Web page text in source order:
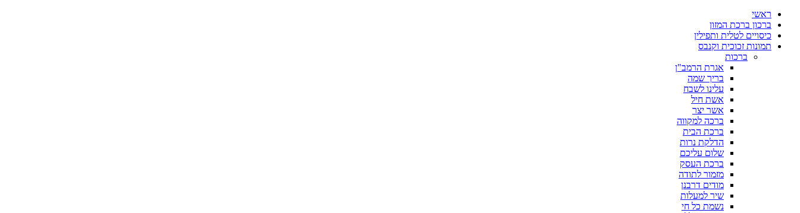
ראשי
ברכון ברכת המזון
כיסויים לטלית ותפילין
תמונות זכוכית וקנבס
ברכות
אגרת הרמב"ן
בריך שמה
עלינו לשבח
אשת חיל
אשר יצר
ברכה למקווה
ברכת הבית
הדלקת נרות
שלום עליכם
ברכת העסק
מזמור לתודה
מודים דרבנן
שיר למעלות
נשמת כל חי